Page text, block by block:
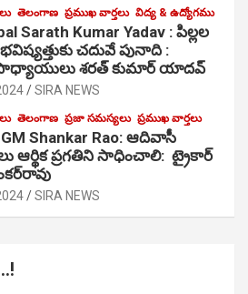
తెలంగాణ ప్రముఖ వార్తలు విద్య & ఉద్యోగము
Sarath Kumar Yadav : పిల్లల
చదువే పునాది :
శరత్ కుమార్ యాదవ్
SIRA NEWS
తెలంగాణ ప్రజా సమస్యలు ప్రముఖ వార్తలు
Shankar Rao: ఆదివాసీ
ఆర్థిక ప్రగతిని సాధించాలి: ట్రైకార్
SIRA NEWS